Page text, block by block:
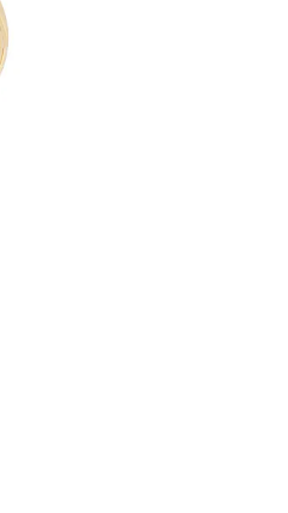
LOCKET